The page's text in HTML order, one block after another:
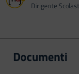
Dirigente
Documenti